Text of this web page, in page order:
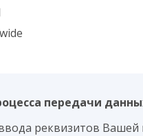
передачи
реквизитов